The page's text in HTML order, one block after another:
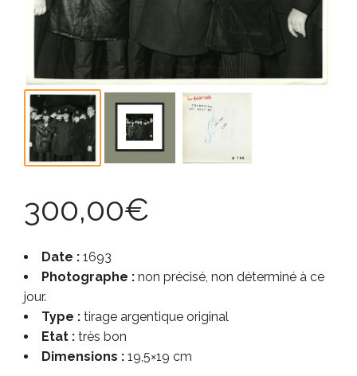
300,00€
Date : 1693
Photographe : non précisé, non déterminé à ce
jour.
Type : tirage argentique original
Etat : très bon
Dimensions : 19,5×19 cm